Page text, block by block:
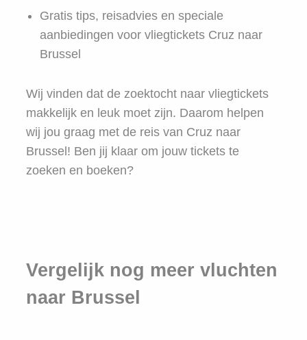
Gratis tips, reisadvies en speciale
aanbiedingen voor vliegtickets Cruz naar
Brussel
Wij vinden dat de zoektocht naar vliegtickets
makkelijk en leuk moet zijn. Daarom helpen
wij jou graag met de reis van Cruz naar
Brussel! Ben jij klaar om jouw tickets te
zoeken en boeken?
Vergelijk nog meer vluchten
naar Brussel